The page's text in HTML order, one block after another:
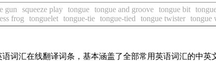
gun squeeze play tongue tongue and groove tongue bit
frog tonguelet tongue-tie tongue-tied tongue twister tongue
词汇在线翻译词条，基本涵盖了全部常用英语词汇的中英